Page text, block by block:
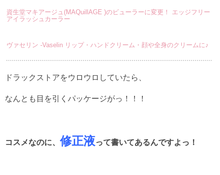
資生堂マキアージュ(MAQuillAGE )のビューラーに変更！ エッジフリー
アイラッシュカーラー
ヴァセリン -Vaselin リップ・ハンドクリーム・顔や全身のクリームに♪
ドラックストアをウロウロしていたら、
なんとも目を引くパッケージがっ！！！
コスメなのに、修正液って書いてあるんですよっ！